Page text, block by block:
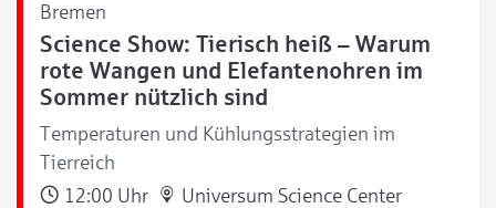
Bremen
Science Show: Tierisch heiß – Warum
rote Wangen und Elefantenohren im
Sommer nützlich sind
Temperaturen und Kühlungsstrategien im
Tierreich
12:00 Uhr
Universum Science Center